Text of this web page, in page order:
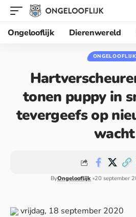
Ongelooflijk
Dierenwereld
ONGELOOFLIJK
tonen puppy in
tevergeefs op
wacht
ByOngelooflijk 20 september
vrijdag, 18 september 2020